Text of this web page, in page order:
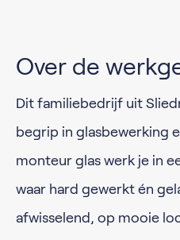
Over de
Dit familiebedrijf uit
begrip in glasbewerking
monteur glas werk je in
waar hard gewerkt én
afwisselend, op mooie